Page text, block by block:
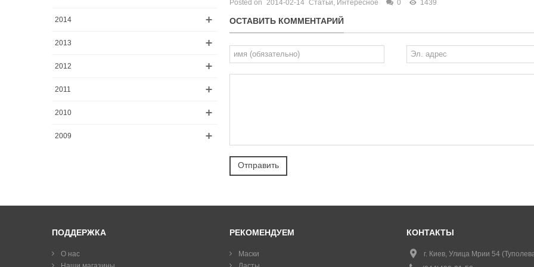
2014
2013
2012
2011
2010
2009
Posted on 2014-02-14 Статьи, Интересное 0 1439
ОСТАВИТЬ КОММЕНТАРИЙ
ПОДДЕРЖКА
О нас
РЕКОМЕНДУЕМ
Маски
КОНТАКТЫ
г. Киев, Улица Мрии 54